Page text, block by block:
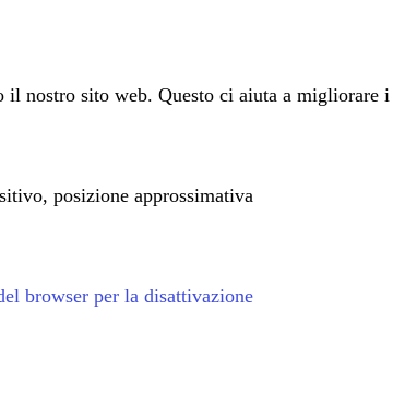
nostro sito web. Questo ci aiuta a migliorare i
posizione approssimativa
browser per la disattivazione